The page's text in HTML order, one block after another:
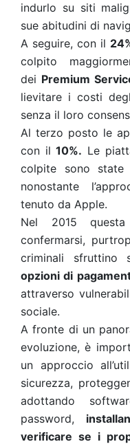
indurlo su siti
sue abitudini di
A seguire, con il
colpito
dei Premium
lievitare i costi
senza il loro
Al terzo posto le
con il10%. Le
colpite sono state
nonostante
tenuto da Apple.
Nel 2015
confermarsi,
criminali sfruttino
opzioni di
attraverso
sociale.
A fronte di un
evoluzione, è
un approccio
sicurezza,
adottando
password,
verificare se i